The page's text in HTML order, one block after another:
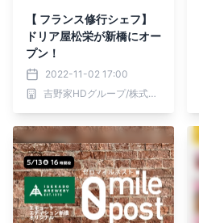
【 フランス修行シェフ】
ドリア屋松栄が新橋にオー
プン！
2022-11-02 17:00
吉野家HDグループ/株式会社シェアレストラン